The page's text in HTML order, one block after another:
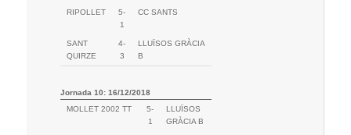
RIPOLLET
5-
1
CC SANTS
SANT
QUIRZE
4-
3
LLUÏSOS GRÀCIA
B
Jornada 10: 16/12/2018
MOLLET 2002 TT
5-
1
LLUÏSOS
GRÀCIA B